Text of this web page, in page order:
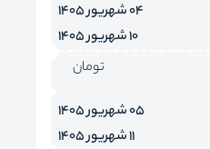
04 شهریور 1405
10 شهریور 1405
تومان
05 شهریور 1405
11 شهریور 1405